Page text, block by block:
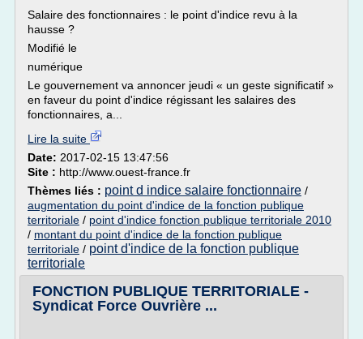
Salaire des fonctionnaires : le point d'indice revu à la
hausse ?
Modifié le
numérique
Le gouvernement va annoncer jeudi « un geste significatif »
en faveur du point d'indice régissant les salaires des
fonctionnaires, a...
Lire la suite
Date: 2017-02-15 13:47:56
Site : http://www.ouest-france.fr
Thèmes liés : point d indice salaire fonctionnaire /
augmentation du point d'indice de la fonction publique
territoriale / point d'indice fonction publique territoriale 2010
/ montant du point d'indice de la fonction publique
territoriale / point d'indice de la fonction publique
territoriale
FONCTION PUBLIQUE TERRITORIALE -
Syndicat Force Ouvrière ...